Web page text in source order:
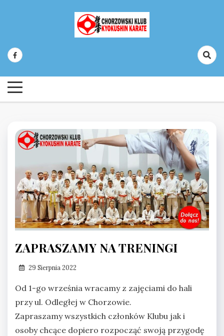
Chorzowski Klub Kyokushin Karate
ZAPRASZAMY NA TRENINGI
29 Sierpnia 2022
Od 1-go września wracamy z zajęciami do hali
przy ul. Odległej w Chorzowie.
Zapraszamy wszystkich członków Klubu jak i
osoby chcące dopiero rozpocząć swoją przygodę